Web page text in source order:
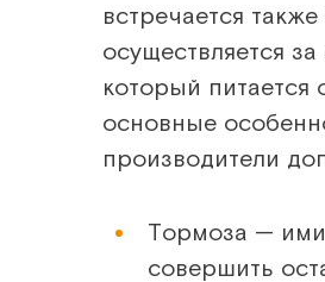
встречается
осуществляется
который питается
основные
производители
Тормоза — ими
совершить